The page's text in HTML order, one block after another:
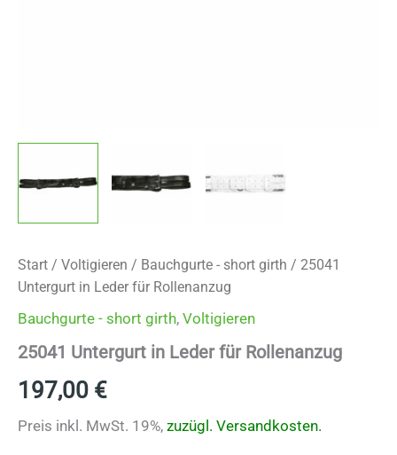
Start / Voltigieren / Bauchgurte - short girth / 25041
Untergurt in Leder für Rollenanzug
Bauchgurte - short girth, Voltigieren
25041 Untergurt in Leder für Rollenanzug
197,00 €
Preis inkl. MwSt. 19%, zuzügl. Versandkosten.